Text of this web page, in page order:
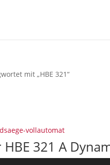
mit „HBE 321“
321 A